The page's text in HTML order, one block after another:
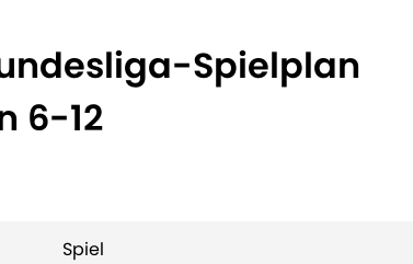
Spielplan
6-12
Spiel